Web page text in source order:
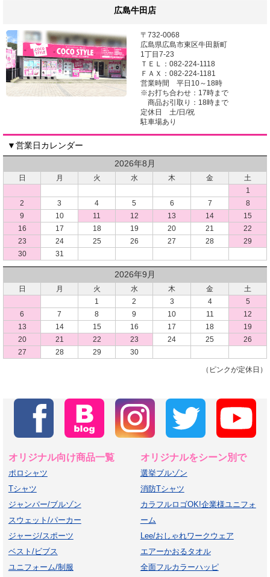
広島牛田店
〒732-0068
広島県広島市東区牛田新町
1丁目7-23
ＴＥＬ：082-224-1118
ＦＡＸ：082-224-1181
営業時間 平日10～18時
※お打ち合わせ：17時まで
商品お引取り：18時まで
定休日 土/日/祝
駐車場あり
▼営業日カレンダー
2026年8月
日 月 火 水 木 金
土
1
2
3 4 5 6 7
8
9
10 11 12 13 14
15
16
17 18 19 20 21
22
23
24 25 26 27 28
29
30
31
2026年9月
日 月 火 水 木 金
土
1
2 3 4
5
6
7 8 9 10 11
12
13
14 15 16 17 18
19
20
21 22 23 24 25
26
27
28 29 30
（ピンクが定休日）
オリジナル向け商品一覧
ポロシャツ
Tシャツ
ジャンパー/ブルゾン
スウェット/パーカー
ジャージ/スポーツ
ベスト/ビブス
ユニフォーム/制服
オリジナルをシーン別で
選挙ブルゾン
消防Tシャツ
カラフルロゴOK!企業様ユニフォ
ーム
Lee/おしゃれワークウェア
エアーかおるタオル
全面フルカラーハッピ